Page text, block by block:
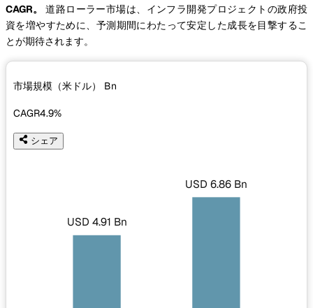
CAGR。道路ローラー市場は、インフラ開発プロジェクトの政府投
資を増やすために、予測期間にわたって安定した成長を目撃するこ
とが期待されます。
市場規模（米ドル） Bn
CAGR4.9%
シェア
USD 4.91 Bn
USD 6.86 Bn